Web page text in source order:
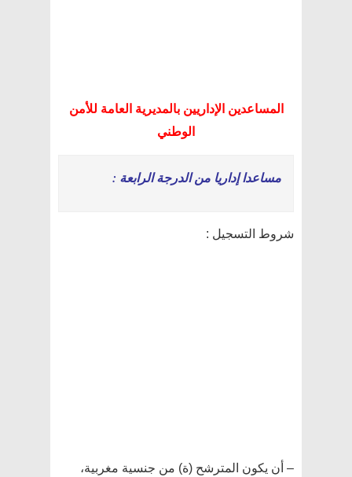
المساعدين الإداريين بالمديرية العامة للأمن
الوطني
مساعدا إداريا من الدرجة الرابعة :
شروط التسجيل :
– أن يكون المترشح (ة) من جنسية مغربية،